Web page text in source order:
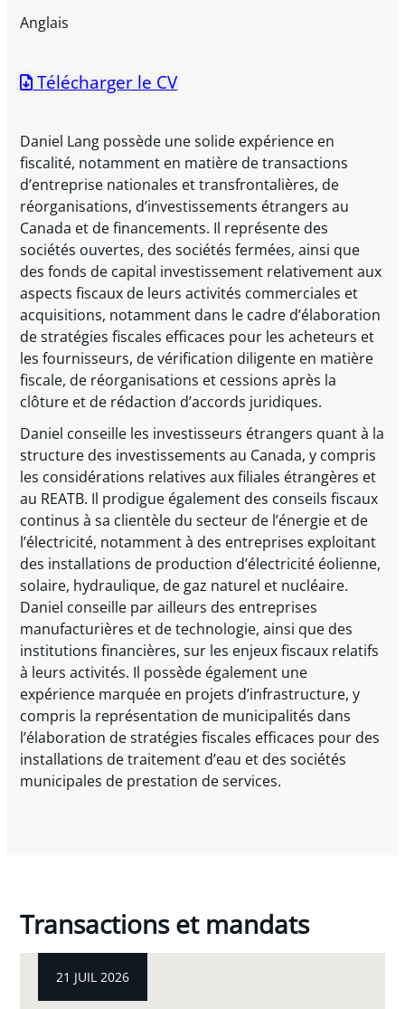
Anglais
Télécharger le CV
Daniel Lang possède une solide expérience en
fiscalité, notamment en matière de transactions
d’entreprise nationales et transfrontalières, de
réorganisations, d’investissements étrangers au
Canada et de financements. Il représente des
sociétés ouvertes, des sociétés fermées, ainsi que
des fonds de capital investissement relativement aux
aspects fiscaux de leurs activités commerciales et
acquisitions, notamment dans le cadre d’élaboration
de stratégies fiscales efficaces pour les acheteurs et
les fournisseurs, de vérification diligente en matière
fiscale, de réorganisations et cessions après la
clôture et de rédaction d’accords juridiques.
Daniel conseille les investisseurs étrangers quant à la
structure des investissements au Canada, y compris
les considérations relatives aux filiales étrangères et
au REATB. Il prodigue également des conseils fiscaux
continus à sa clientèle du secteur de l’énergie et de
l’électricité, notamment à des entreprises exploitant
des installations de production d’électricité éolienne,
solaire, hydraulique, de gaz naturel et nucléaire.
Daniel conseille par ailleurs des entreprises
manufacturières et de technologie, ainsi que des
institutions financières, sur les enjeux fiscaux relatifs
à leurs activités. Il possède également une
expérience marquée en projets d’infrastructure, y
compris la représentation de municipalités dans
l’élaboration de stratégies fiscales efficaces pour des
installations de traitement d’eau et des sociétés
municipales de prestation de services.
Transactions et mandats
21 JUIL 2026